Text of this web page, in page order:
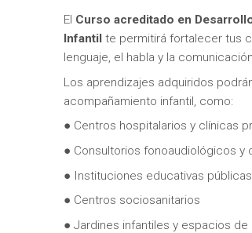
El Curso acreditado en
Infantilte permitirá fortalecer tus
lenguaje, el habla y la
Los aprendizajes adquiridos
acompañamiento infantil, como:
● Centros hospitalarios y clínicas
● Consultorios fonoaudiológicos
● Instituciones educativas
● Centros sociosanitarios
● Jardines infantiles y espacios